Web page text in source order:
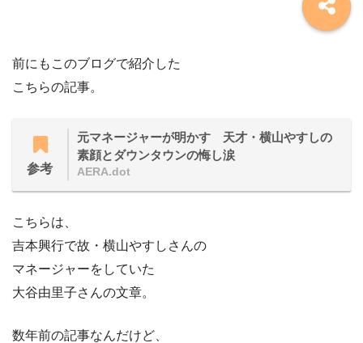
前にもこのブログで紹介した
こちらの記事。
参考
元マネージャーが明かす 天才・横山やすしの
素顔とダウンタウンの悔し涙
AERA.dot
こちらは、
吉本興行で故・横山やすしさんの
マネージャーをしていた
大谷由里子さんの文章。
数年前の記事なんだけど、